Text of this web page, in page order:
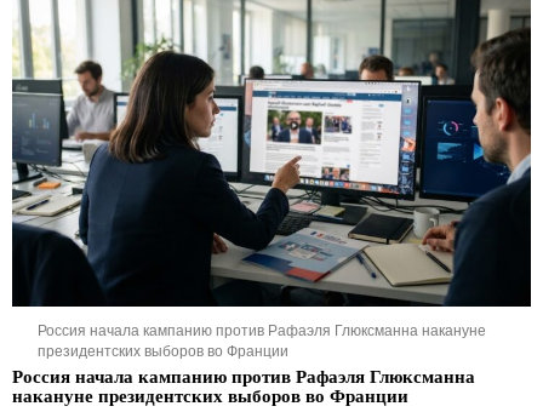
Россия начала кампанию против Рафаэля Глюксманна накануне
президентских выборов во Франции
Россия начала кампанию против Рафаэля Глюксманна
накануне президентских выборов во Франции